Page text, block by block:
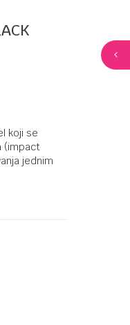
koji se
(impact
jednim